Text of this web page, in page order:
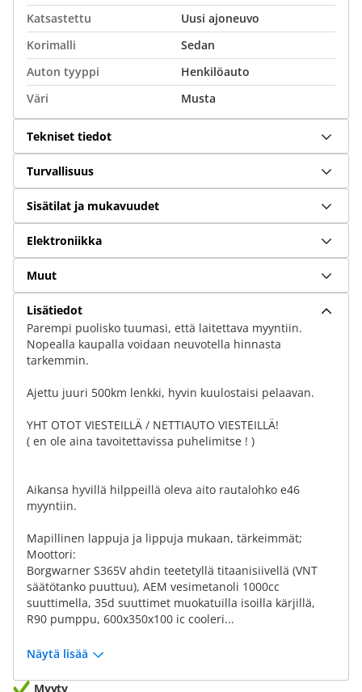
Katsastettu
Uusi ajoneuvo
Korimalli
Sedan
Auton tyyppi
Henkilöauto
Väri
Musta
Tekniset tiedot
Turvallisuus
Sisätilat ja mukavuudet
Elektroniikka
Muut
Lisätiedot
Parempi puolisko tuumasi, että laitettava myyntiin.
Nopealla kaupalla voidaan neuvotella hinnasta
tarkemmin.
Ajettu juuri 500km lenkki, hyvin kuulostaisi pelaavan.
YHT OTOT VIESTEILLÄ / NETTIAUTO VIESTEILLÄ!
( en ole aina tavoitettavissa puhelimitse ! )
Aikansa hyvillä hilppeillä oleva aito rautalohko e46
myyntiin.
Mapillinen lappuja ja lippuja mukaan, tärkeimmät;
Moottori:
Borgwarner S365V ahdin teetetyllä titaanisiivellä (VNT
säätötanko puuttuu), AEM vesimetanoli 1000cc
suuttimella, 35d suuttimet muokatuilla isoilla kärjillä,
R90 pumppu, 600x350x100 ic cooleri...
Näytä lisää
Myyty